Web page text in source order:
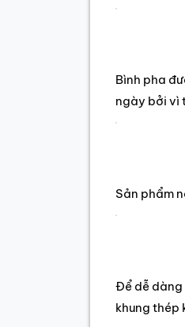
Bình pha
ngày bởi vì
Sản phẩm
Để dễ dàng
khung thép